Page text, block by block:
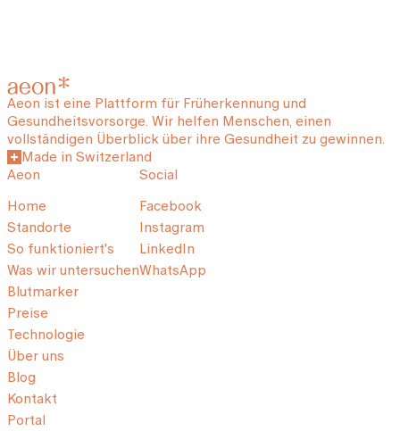
Aeon ist eine Plattform für Früherkennung und
Gesundheitsvorsorge. Wir helfen Menschen, einen
vollständigen Überblick über ihre Gesundheit zu gewinnen.
Made in Switzerland
Aeon
Home
Standorte
So funktioniert's
Was wir untersuchen
Blutmarker
Preise
Technologie
Über uns
Blog
Kontakt
Portal
Social
Facebook
Instagram
LinkedIn
WhatsApp